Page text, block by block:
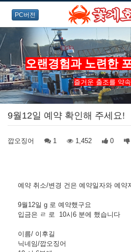
PC버전
오랜경험과 노련한
즐거운 출조를 약
9월12일 예약 확인해 주세요!
깝오징어 1 1,452 0
예약 취소/변경 건은 예약일자와 예약
9월12일 g 로 예약했구요
입금은 ㄹ 로 10시6 분에 했습니다
이름/ 이후길
닉네임/깝오징어